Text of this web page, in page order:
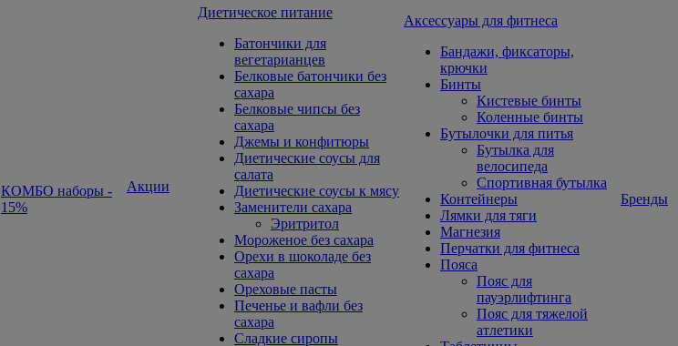
КОМБО наборы -
15%
Акции
Диетическое питание
Батончики для
вегетарианцев
Белковые батончики без
сахара
Белковые чипсы без
сахара
Джемы и конфитюры
Диетические соусы для
салата
Диетические соусы к мясу
Заменители сахара
Эритритол
Мороженое без сахара
Орехи в шоколаде без
сахара
Ореховые пасты
Печенье и вафли без
сахара
Сладкие сиропы
Aксессуары для фитнеса
Бандажи, фиксаторы,
крючки
Бинты
Кистевые бинты
Коленные бинты
Бутылочки для питья
Бутылка для
велосипеда
Спортивная бутылка
Контейнеры
Лямки для тяги
Магнезия
Перчатки для фитнеса
Пояса
Пояс для
пауэрлифтинга
Пояс для тяжелой
атлетики
Бренды